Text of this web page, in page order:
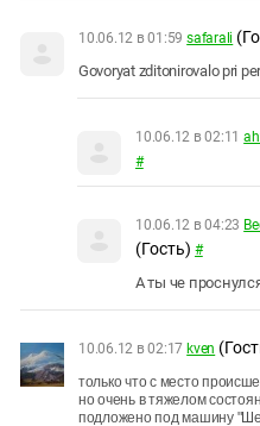
10.06.12 в 01:59 safarali
Govoryat zditonirovalo pri
10.06.12 в 02:11
#
10.06.12 в 04:23
(Гость) #
А ты че
10.06.12 в 02:17 kven
только что с место
но очень в тяжелом
подложено под машину